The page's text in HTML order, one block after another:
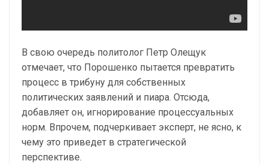
В свою очередь политолог Петр Олещук
отмечает, что Порошенко пытается превратить
процесс в трибуну для собственных
политических заявлений и пиара. Отсюда,
добавляет он, игнорирование процессуальных
норм. Впрочем, подчеркивает эксперт, не ясно, к
чему это приведет в стратегической
перспективе.